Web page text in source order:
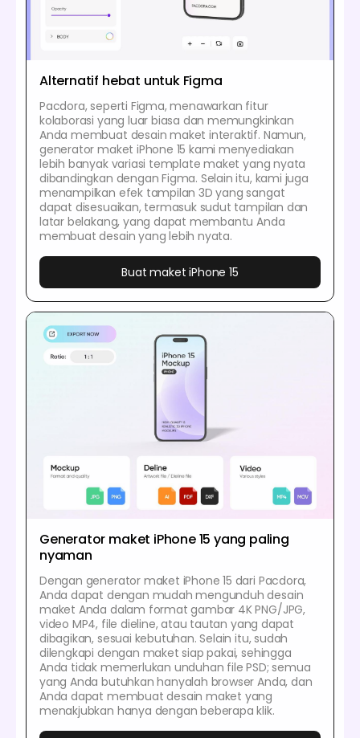
Alternatif hebat untuk Figma
Pacdora, seperti Figma, menawarkan fitur
kolaborasi yang luar biasa dan memungkinkan
Anda membuat desain maket interaktif. Namun,
generator maket iPhone 15 kami menyediakan
lebih banyak variasi template maket yang nyata
dibandingkan dengan Figma. Selain itu, kami juga
menampilkan efek tampilan 3D yang sangat
dapat disesuaikan, termasuk sudut tampilan dan
latar belakang, yang dapat membantu Anda
membuat desain yang lebih nyata.
Buat maket iPhone 15
Generator maket iPhone 15 yang paling
nyaman
Dengan generator maket iPhone 15 dari Pacdora,
Anda dapat dengan mudah mengunduh desain
maket Anda dalam format gambar 4K PNG/JPG,
video MP4, file dieline, atau tautan yang dapat
dibagikan, sesuai kebutuhan. Selain itu, sudah
dilengkapi dengan maket siap pakai, sehingga
Anda tidak memerlukan unduhan file PSD; semua
yang Anda butuhkan hanyalah browser Anda, dan
Anda dapat membuat desain maket yang
menakjubkan hanya dengan beberapa klik.